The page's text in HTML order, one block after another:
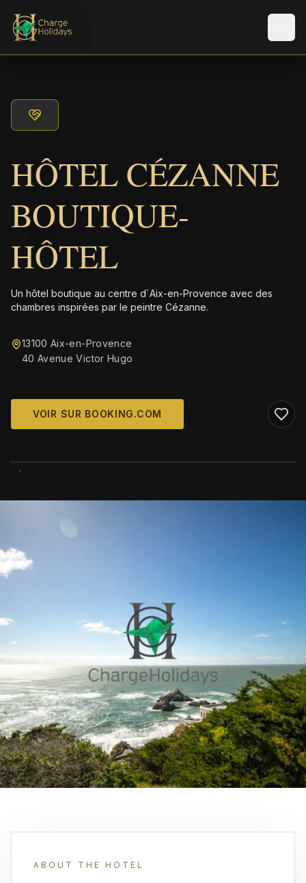
HÔTEL CÉZANNE
BOUTIQUE-
HÔTEL
Un hôtel boutique au centre d`Aix-en-Provence avec des
chambres inspirées par le peintre Cézanne.
13100 Aix-en-Provence
40 Avenue Victor Hugo
VOIR SUR BOOKING.COM
ABOUT THE HOTEL